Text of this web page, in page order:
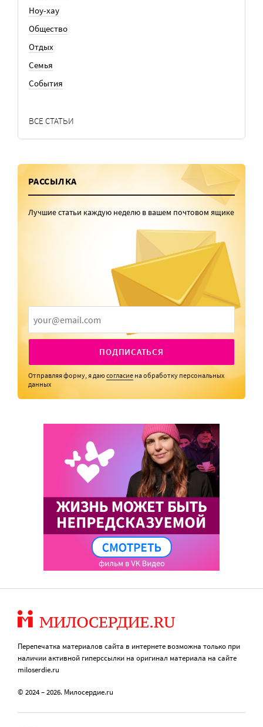
Ноу-хау
Общество
Отдых
Семья
События
ВСЕ СТАТЬИ
РАССЫЛКА
Лучшие статьи каждую неделю в вашем почтовом ящике
ПОДПИСАТЬСЯ
Отправляя форму, я даюсогласие на обработку персональных
данных
Перепечатка материалов сайта в интернете возможна только при
наличии активной гиперссылки на оригинал материала на сайте
miloserdie.ru
© 2024 – 2026. Милосердие.ru